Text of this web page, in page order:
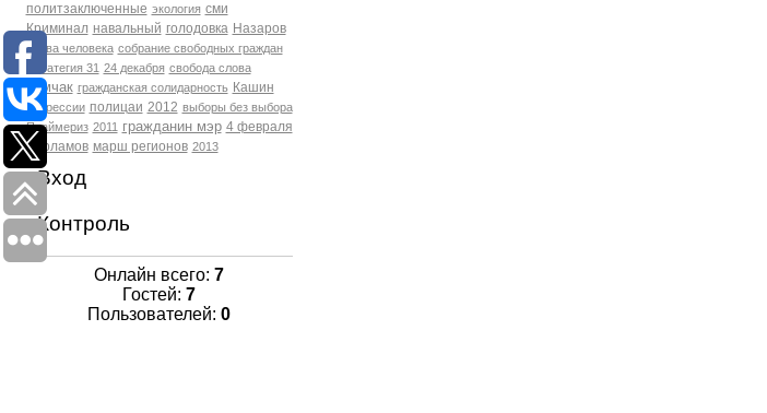
политзаключенные экология сми
Криминал навальный голодовка Назаров
права человека собрание свободных граждан
Стратегия 31 24 декабря свобода слова
Томчак гражданская солидарность Кашин
репрессии полицаи 2012 выборы без выбора
Праймериз 2011 гражданин мэр 4 февраля
Варламов марш регионов 2013
Вход
Контроль
Онлайн всего: 7
Гостей: 7
Пользователей: 0